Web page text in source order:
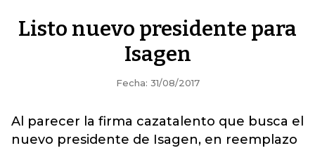
Listo nuevo presidente para
Isagen
Fecha: 31/08/2017
Al parecer la firma cazatalento que busca el
nuevo presidente de Isagen, en reemplazo